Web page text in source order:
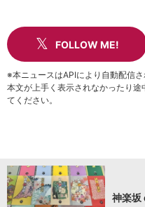
FOLLOW ME!
※本ニュースはAPIにより自動配信さ
本文が上手く表示されなかったり
てください。
神楽坂